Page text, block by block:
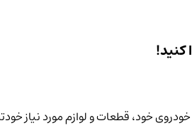
کنید!
خود، قطعات و لوازم مورد نیاز